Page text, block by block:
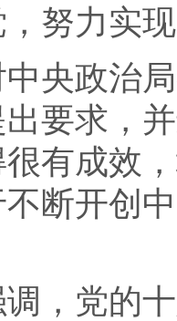
努力实
政治局
要求，
有成效
断开创
党的十